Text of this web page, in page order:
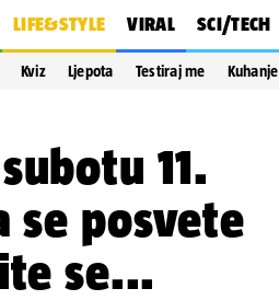
LIFE&STYLE VIRAL SCI/TECH
Kviz Ljepota Testiraj me Kuhanje
11.
se posvete
se...